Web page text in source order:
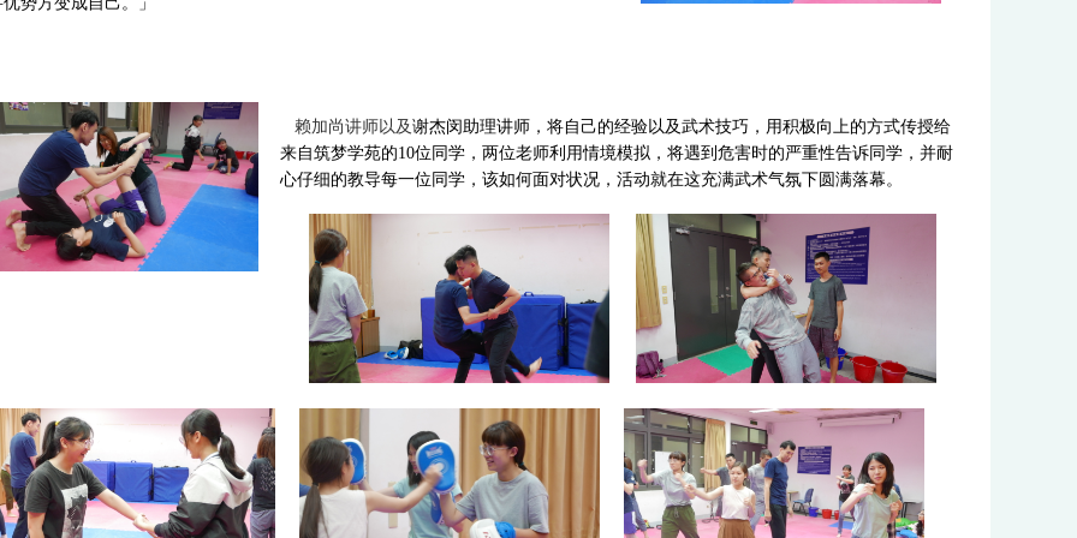
赖加尚讲师以及谢杰闵助理讲师，将自己的经验以及武术技巧，用积极向上的方式传授给
来自筑梦学苑的10位同学，两位老师利用情境模拟，将遇到危害时的严重性告诉同学，并耐
心仔细的教导每一位同学，该如何面对状况，活动就在这充满武术气氛下圆满落幕。